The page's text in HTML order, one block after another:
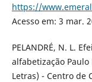
https://
Acesso em: 3 mar.
PELANDRÉ, N. L.
alfabetização Paulo
Letras) - Centro de